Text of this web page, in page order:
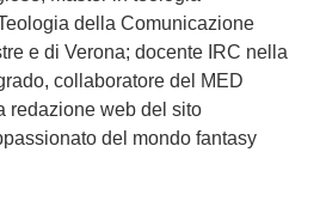
della Comunicazione
e di Verona; docente IRC nella
collaboratore del MED
redazione web del sito
del mondo fantasy